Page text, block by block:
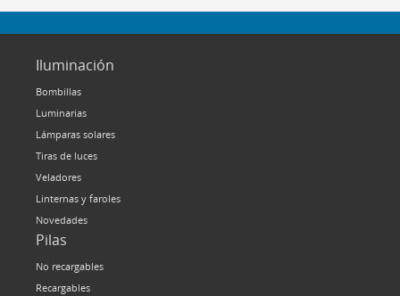
Iluminación
Bombillas
Luminarias
Lámparas solares
Tiras de luces
Veladores
Linternas y faroles
Novedades
Pilas
No recargables
Recargables